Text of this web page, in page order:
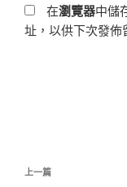
在瀏覽器中儲
址，以供下次發佈
文
上
上一篇